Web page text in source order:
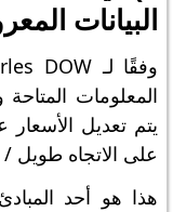
البيانات
المعلومات
يتم تعديل الأسعار
على الاتجاه
هذا هو أحد